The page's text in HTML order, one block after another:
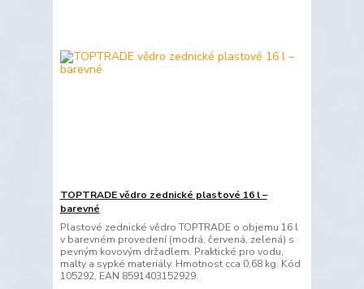
TOPTRADE vědro zednické plastové 16 l –
barevné
Plastové zednické vědro TOPTRADE o objemu 16 l
v barevném provedení (modrá, červená, zelená) s
pevným kovovým držadlem. Praktické pro vodu,
malty a sypké materiály. Hmotnost cca 0,68 kg. Kód
105292, EAN 8591403152929.